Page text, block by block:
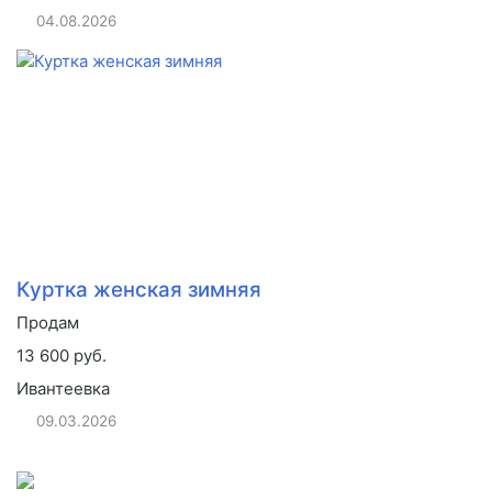
04.08.2026
Куртка женская зимняя
Продам
13 600 руб.
Ивантеевка
09.03.2026